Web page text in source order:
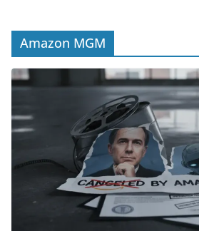
Amazon MGM